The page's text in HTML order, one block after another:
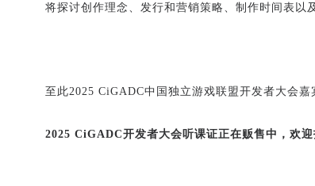
将探讨创作理念、发行和营销策略、制作时间表以
至此2025 CiGADC中国独立游戏联盟开发者大会嘉
2025 CiGADC开发者大会听课证正在贩售中，欢